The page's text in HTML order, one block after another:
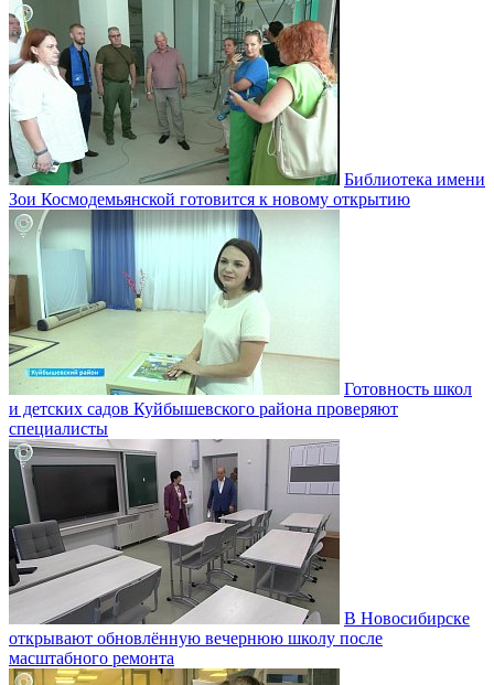
Библиотека имени
Зои Космодемьянской готовится к новому открытию
Готовность школ
и детских садов Куйбышевского района проверяют
специалисты
В Новосибирске
открывают обновлённую вечернюю школу после
масштабного ремонта